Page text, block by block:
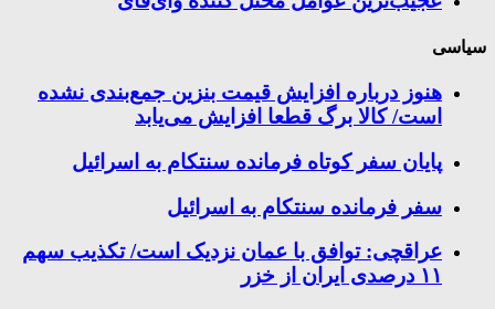
سیاسی
هنوز درباره افزایش قیمت بنزین جمع‌بندی نشده
است/ کالا برگ قطعا افزایش می‌یابد
پایان سفر کوتاه فرمانده سنتکام به اسرائیل
سفر فرمانده سنتکام به اسرائیل
عراقچی: توافق با عمان نزدیک است/ تکذیب سهم
۱۱ درصدی ایران از خزر